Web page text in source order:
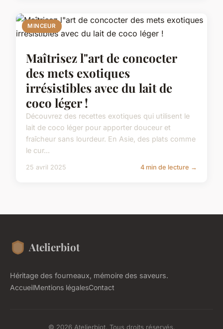
MINCEUR
Maîtrisez l"art de concocter
des mets exotiques
irrésistibles avec du lait de
coco léger !
Découvrez des recettes exotiques qui utilisent le
lait de coco léger pour apporter douceur et
fraîcheur sans lourdeur. En Asie, des plats comme
le cur...
25 avril 2025 4 min de lecture →
Atelierbiot
Héritage des fourneaux, mémoire des saveurs.
AccueilMentions légalesContact
© 2026 Atelierbiot. Tous droits réservés.